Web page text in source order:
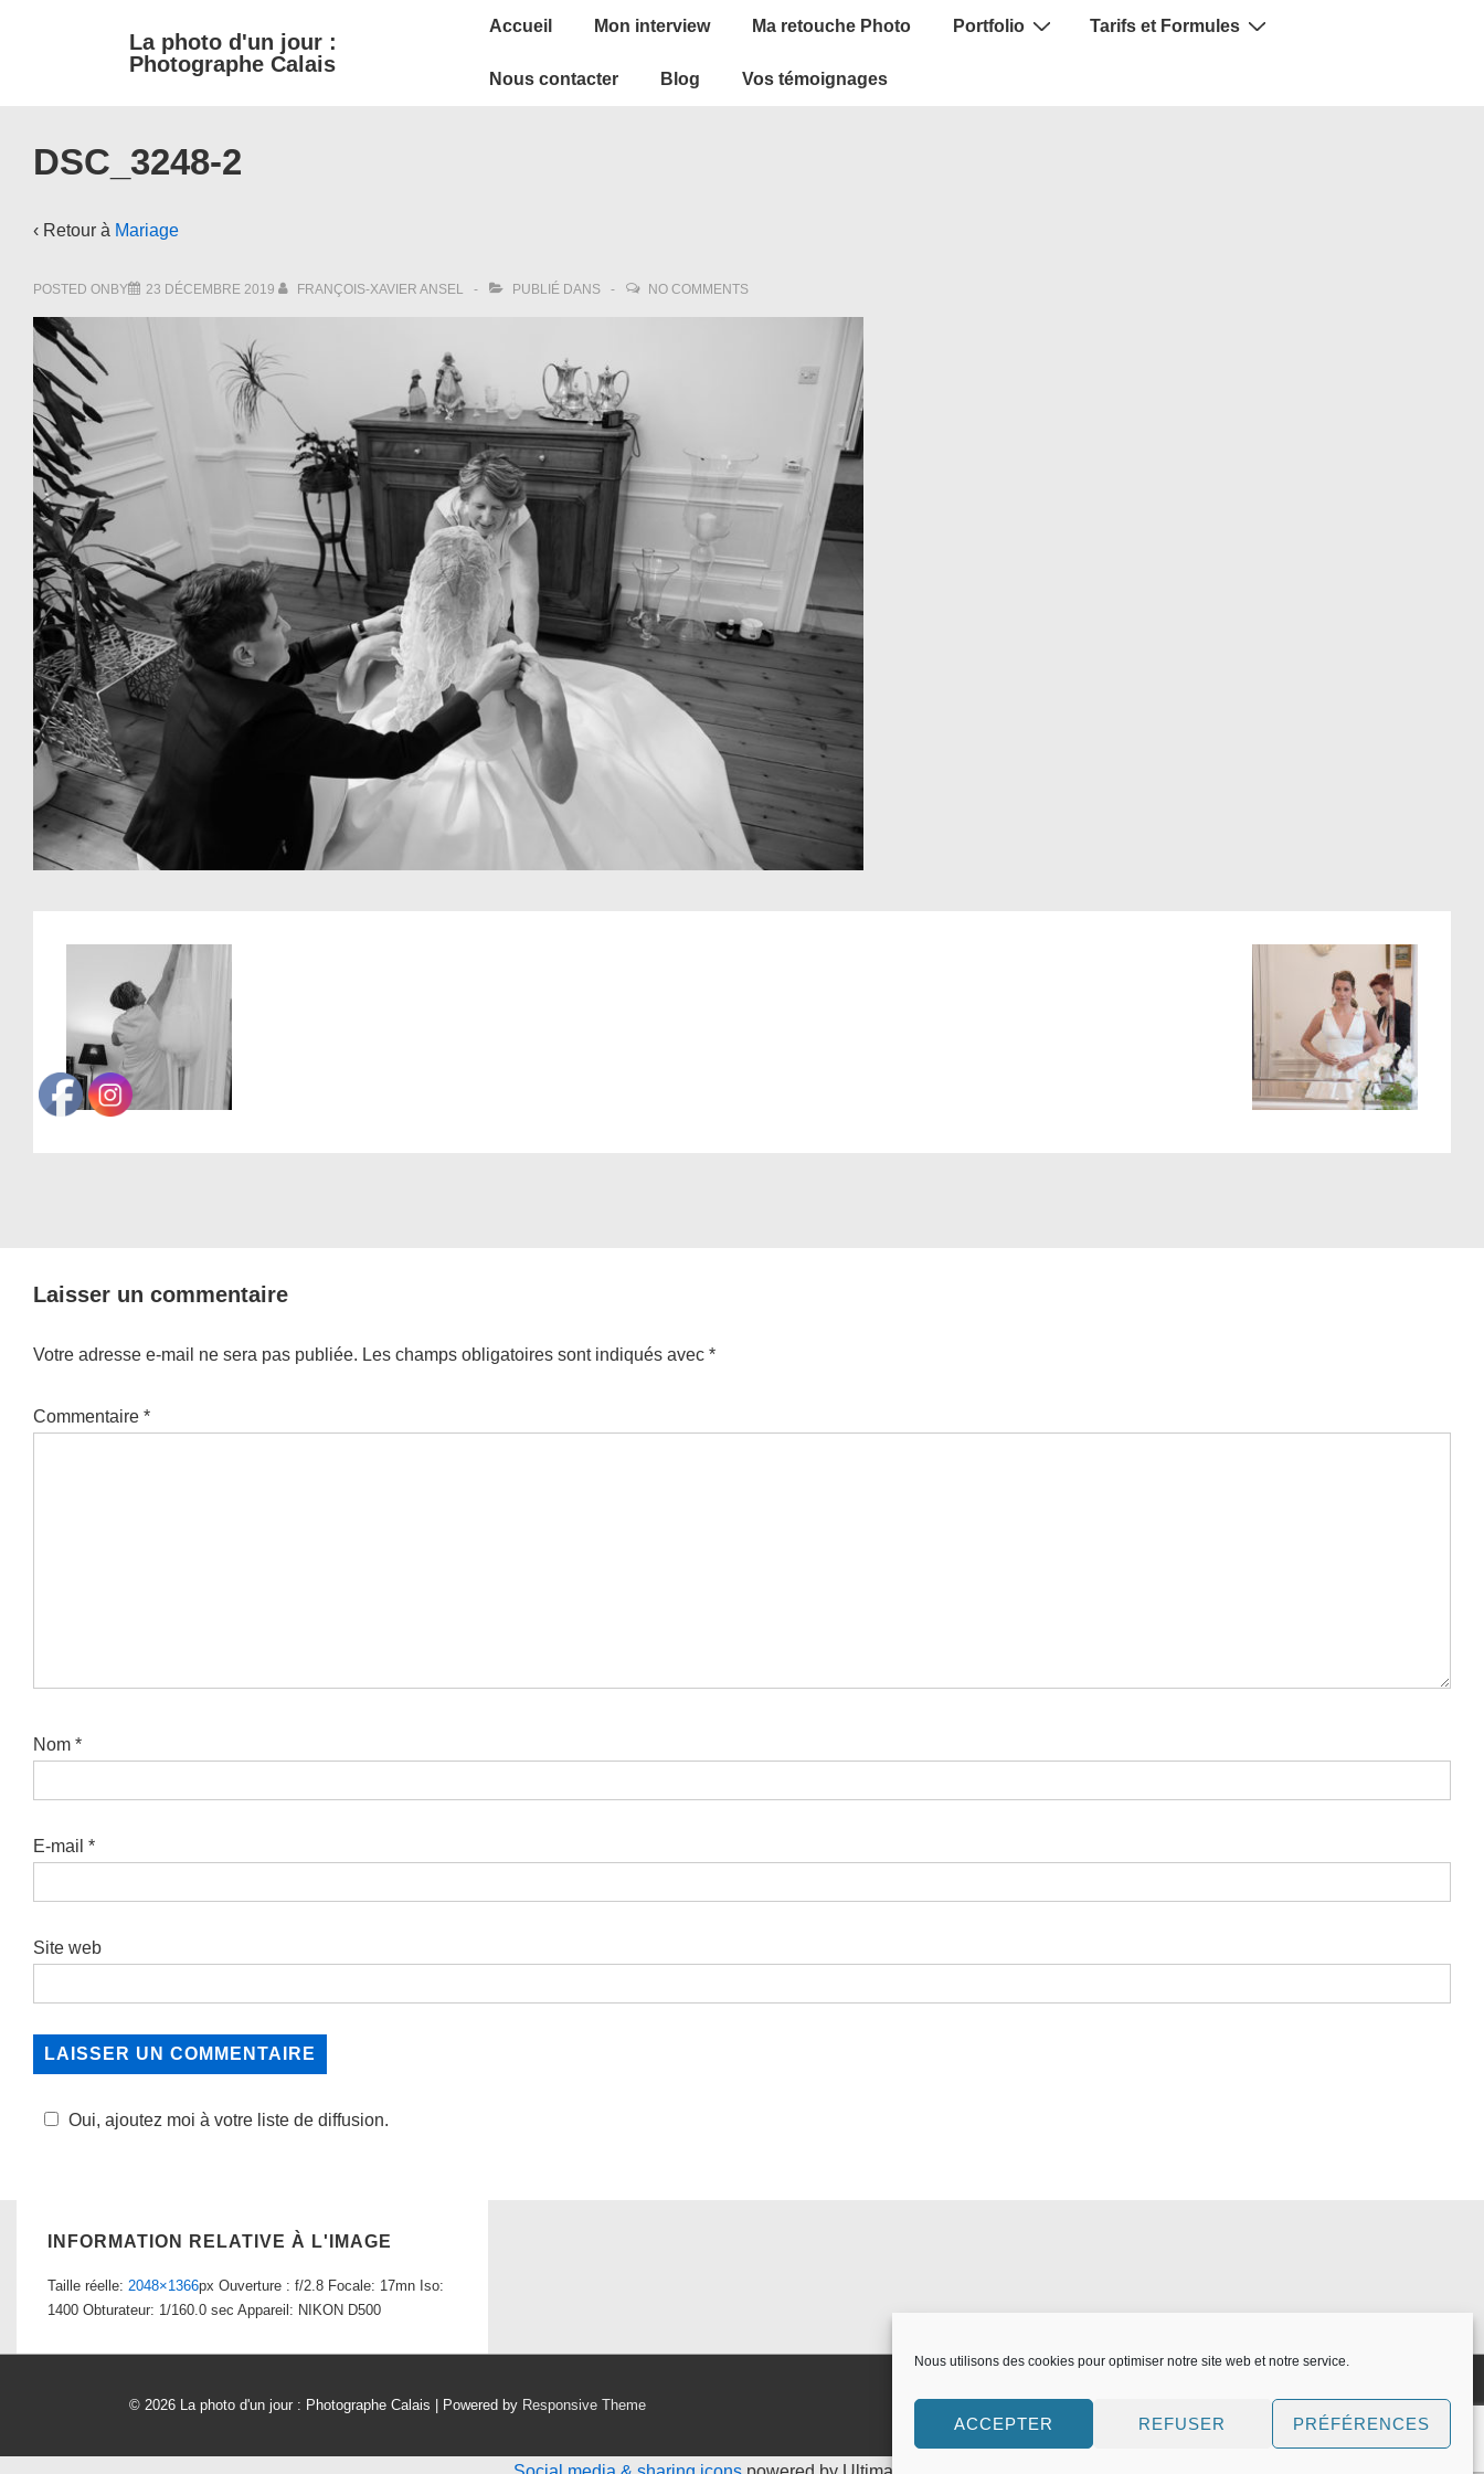
Nous utilisons des cookies pour optimiser notre site web et notre service.
ACCEPTER REFUSER PRÉFÉRENCES
La photo d'un jour :
Photographe Calais
Main
Accueil Mon interview Ma retouche Photo Portfolio Tarifs et Formules
Nous contacter Blog Vos témoignages
DSC_3248-2
‹ Retour à Mariage
POSTED ONBY 23 DÉCEMBRE 2019 FRANÇOIS-XAVIER ANSEL PUBLIÉ DANS NO COMMENTS
Laisser un commentaire
Votre adresse e-mail ne sera pas publiée. Les champs obligatoires sont indiqués avec *
Commentaire *
Nom *
E-mail *
Site web
Oui, ajoutez moi à votre liste de diffusion.
INFORMATION RELATIVE À L'IMAGE
Taille réelle: 2048×1366px Ouverture : f/2.8 Focale: 17mn Iso:
1400 Obturateur: 1/160.0 sec Appareil: NIKON D500
© 2026 La photo d'un jour : Photographe Calais | Powered by Responsive Theme